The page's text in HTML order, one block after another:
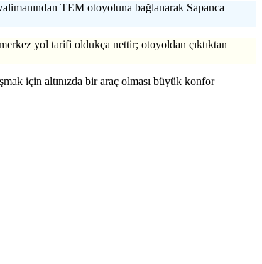
TEM otoyoluna bağlanarak Sapanca
yol tarifi oldukça nettir; otoyoldan çıktıktan
için altınızda bir araç olması büyük konfor